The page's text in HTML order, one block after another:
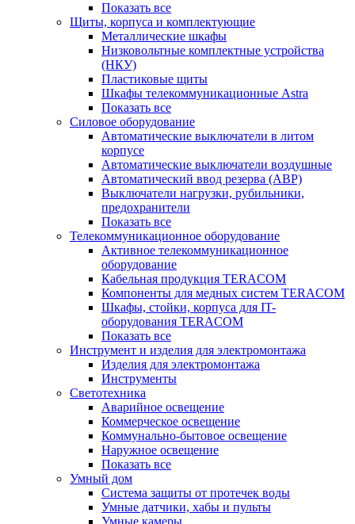
Показать все
Щиты, корпуса и комплектующие
Металлические шкафы
Низковольтные комплектные устройства
(НКУ)
Пластиковые щиты
Шкафы телекоммуникационные Astra
Показать все
Силовое оборудование
Автоматические выключатели в литом
корпусе
Автоматические выключатели воздушные
Автоматический ввод резерва (АВР)
Выключатели нагрузки, рубильники,
предохранители
Показать все
Телекоммуникационное оборудование
Активное телекоммуникационное
оборудование
Кабельная продукция TERACOM
Компоненты для медных систем TERACOM
Шкафы, стойки, корпуса для IT-
оборудования TERACOM
Показать все
Инструмент и изделия для электромонтажа
Изделия для электромонтажа
Инструменты
Светотехника
Аварийное освещение
Коммерческое освещение
Коммунально-бытовое освещение
Наружное освещение
Показать все
Умный дом
Система защиты от протечек воды
Умные датчики, хабы и пульты
Умные камеры